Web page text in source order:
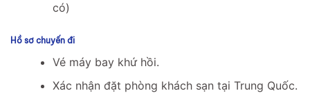
có)
Hồ sơ chuyến đi
Vé máy bay khứ hồi.
Xác nhận đặt phòng khách sạn tại Trung Quốc.